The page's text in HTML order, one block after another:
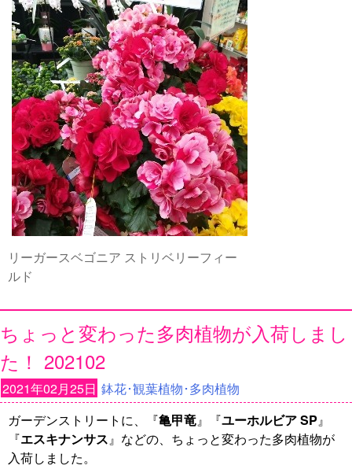
リーガースベゴニア ストリベリーフィー
ルド
ちょっと変わった多肉植物が入荷しまし
た！ 202102
2021年02月25日 鉢花･観葉植物･多肉植物
ガーデンストリートに、『亀甲竜』『ユーホルビア SP』
『エスキナンサス』などの、ちょっと変わった多肉植物が
入荷しました。